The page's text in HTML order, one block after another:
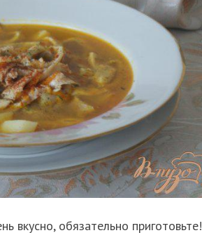
вкусно, обязательно приготовьте!